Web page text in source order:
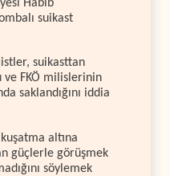
Habib
suikast
suikasttan
FKÖ milislerinin
saklandığını iddia
altına
güçlerle görüşmek
söylemek